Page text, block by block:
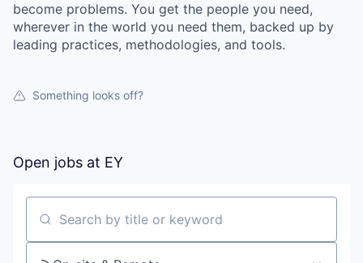
become problems. You get the people you need,
wherever in the world you need them, backed up by
leading practices, methodologies, and tools.
Something looks off?
Open jobs at EY
Search by title or keyword